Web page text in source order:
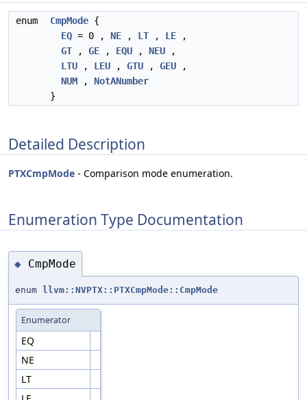
enum CmpMode {
EQ = 0 , NE , LT , LE ,
GT , GE , EQU , NEU ,
LTU , LEU , GTU , GEU ,
NUM , NotANumber
}
Detailed Description
PTXCmpMode - Comparison mode enumeration.
Enumeration Type Documentation
◆ CmpMode
enum llvm::NVPTX::PTXCmpMode::CmpMode
Enumerator
EQ
NE
LT